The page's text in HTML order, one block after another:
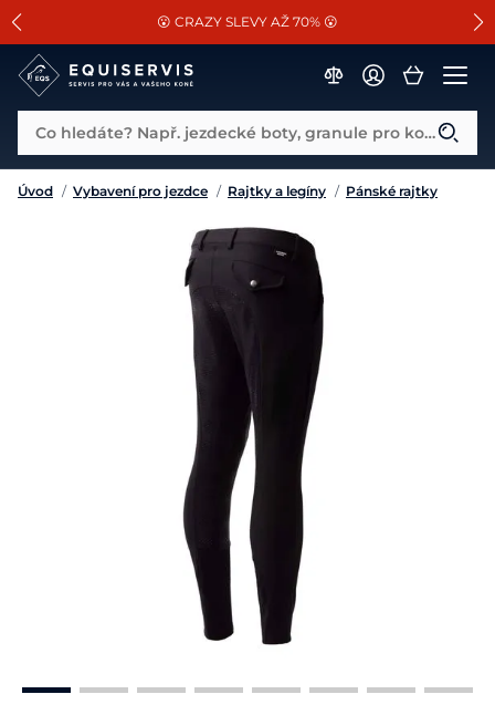
SLEVA 13% na vše od Cassini!
😮 CRAZY SLEVY AŽ 70% 😮
📐Pasování a doplňky k vybraným sedlům ZDARMA 🐴
Co hledáte? Např. jezdecké boty, granule pro koně...
Úvod / Vybavení pro jezdce / Rajtky a legíny / Pánské rajtky